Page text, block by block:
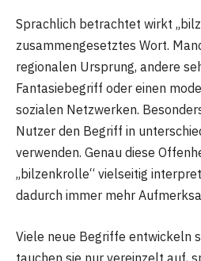
Sprachlich betrachtet wirkt
zusammengesetztes Wort.
regionalen Ursprung, andere
Fantasiebegriff oder einen
sozialen Netzwerken.
Nutzer den Begriff in
verwenden. Genau diese
„bilzenkrolle“ vielseitig
dadurch immer mehr
Viele neue Begriffe entwickeln
tauchen sie nur vereinzelt auf,